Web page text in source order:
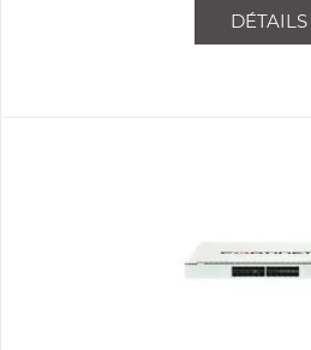
DÉTAILS